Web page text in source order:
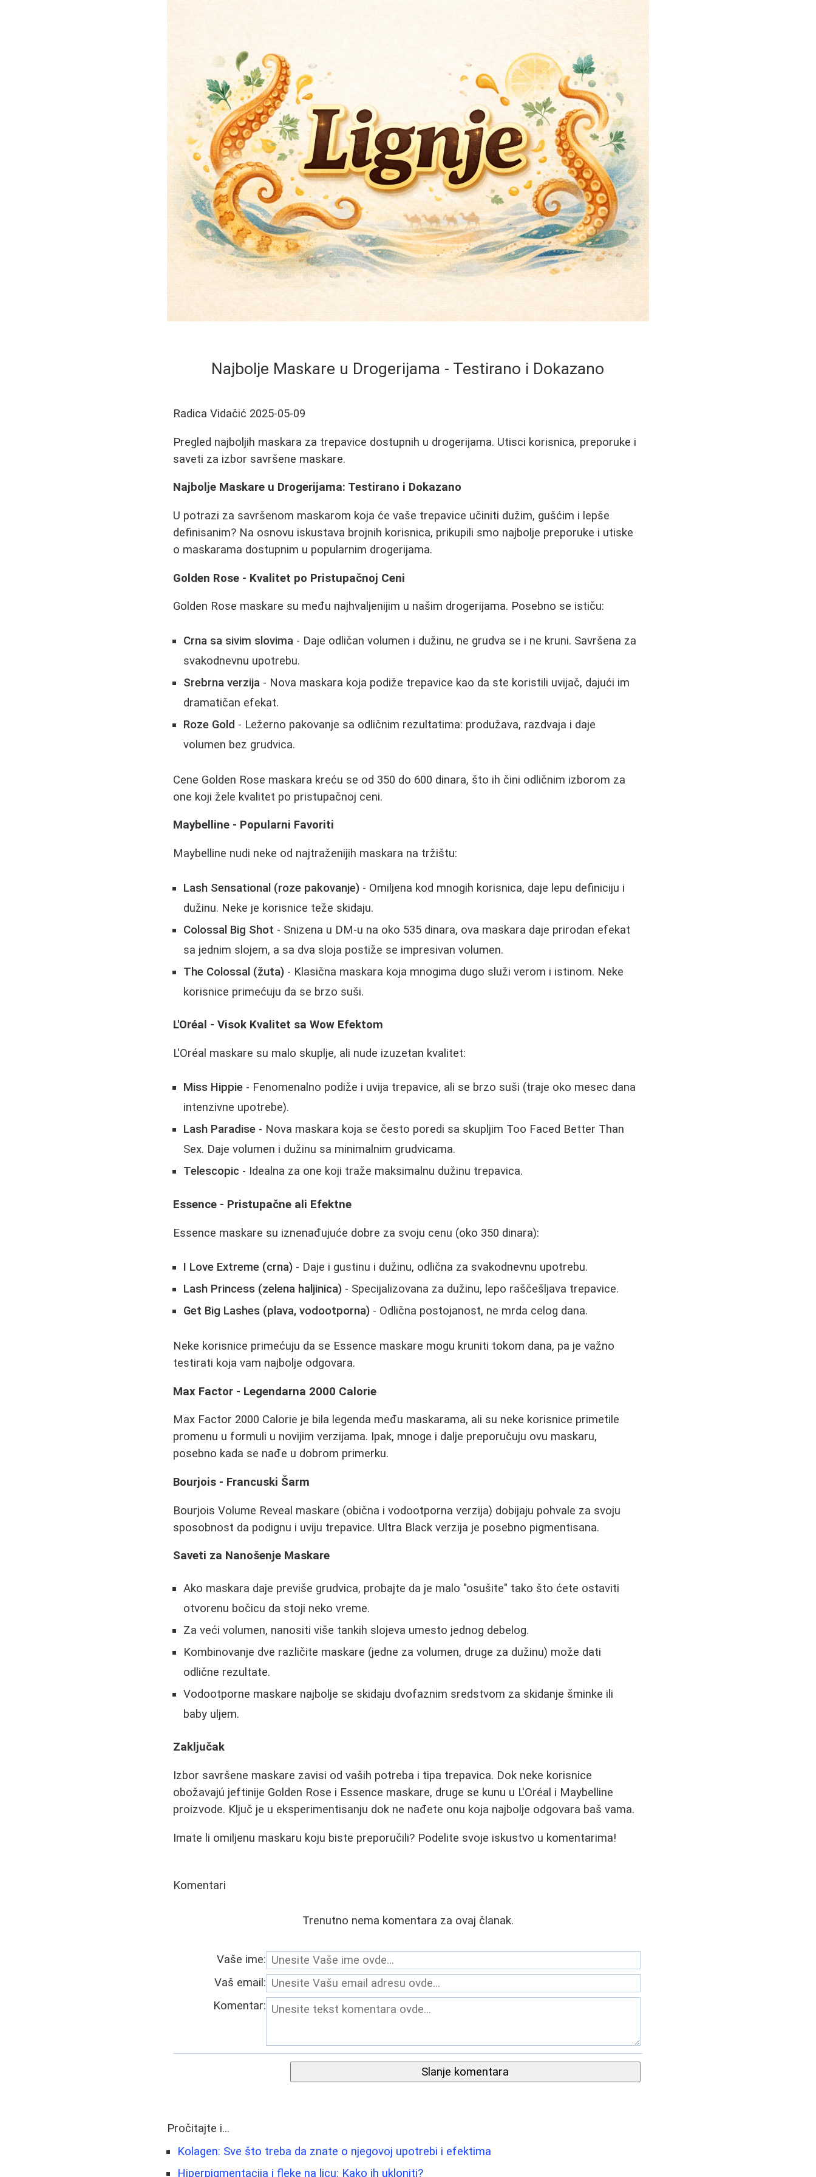
Najbolje Maskare u Drogerijama - Testirano i Dokazano
Radica Vidačić 2025-05-09
Pregled najboljih maskara za trepavice dostupnih u drogerijama. Utisci korisnica, preporuke i
saveti za izbor savršene maskare.
Najbolje Maskare u Drogerijama: Testirano i Dokazano
U potrazi za savršenom maskarom koja će vaše trepavice učiniti dužim, gušćim i lepše
definisanim? Na osnovu iskustava brojnih korisnica, prikupili smo najbolje preporuke i utiske
o maskarama dostupnim u popularnim drogerijama.
Golden Rose - Kvalitet po Pristupačnoj Ceni
Golden Rose maskare su među najhvaljenijim u našim drogerijama. Posebno se ističu:
Crna sa sivim slovima - Daje odličan volumen i dužinu, ne grudva se i ne kruni. Savršena za
svakodnevnu upotrebu.
Srebrna verzija - Nova maskara koja podiže trepavice kao da ste koristili uvijač, dajući im
dramatičan efekat.
Roze Gold - Ležerno pakovanje sa odličnim rezultatima: produžava, razdvaja i daje
volumen bez grudvica.
Cene Golden Rose maskara kreću se od 350 do 600 dinara, što ih čini odličnim izborom za
one koji žele kvalitet po pristupačnoj ceni.
Maybelline - Popularni Favoriti
Maybelline nudi neke od najtraženijih maskara na tržištu:
Lash Sensational (roze pakovanje) - Omiljena kod mnogih korisnica, daje lepu definiciju i
dužinu. Neke je korisnice teže skidaju.
Colossal Big Shot - Snizena u DM-u na oko 535 dinara, ova maskara daje prirodan efekat
sa jednim slojem, a sa dva sloja postiže se impresivan volumen.
The Colossal (žuta) - Klasična maskara koja mnogima dugo služi verom i istinom. Neke
korisnice primećuju da se brzo suši.
L'Oréal - Visok Kvalitet sa Wow Efektom
L'Oréal maskare su malo skuplje, ali nude izuzetan kvalitet:
Miss Hippie - Fenomenalno podiže i uvija trepavice, ali se brzo suši (traje oko mesec dana
intenzivne upotrebe).
Lash Paradise - Nova maskara koja se često poredi sa skupljim Too Faced Better Than
Sex. Daje volumen i dužinu sa minimalnim grudvicama.
Telescopic - Idealna za one koji traže maksimalnu dužinu trepavica.
Essence - Pristupačne ali Efektne
Essence maskare su iznenađujuće dobre za svoju cenu (oko 350 dinara):
I Love Extreme (crna) - Daje i gustinu i dužinu, odlična za svakodnevnu upotrebu.
Lash Princess (zelena haljinica) - Specijalizovana za dužinu, lepo raščešljava trepavice.
Get Big Lashes (plava, vodootporna) - Odlična postojanost, ne mrda celog dana.
Neke korisnice primećuju da se Essence maskare mogu kruniti tokom dana, pa je važno
testirati koja vam najbolje odgovara.
Max Factor - Legendarna 2000 Calorie
Max Factor 2000 Calorie je bila legenda među maskarama, ali su neke korisnice primetile
promenu u formuli u novijim verzijama. Ipak, mnoge i dalje preporučuju ovu maskaru,
posebno kada se nađe u dobrom primerku.
Bourjois - Francuski Šarm
Bourjois Volume Reveal maskare (obična i vodootporna verzija) dobijaju pohvale za svoju
sposobnost da podignu i uviju trepavice. Ultra Black verzija je posebno pigmentisana.
Saveti za Nanošenje Maskare
Ako maskara daje previše grudvica, probajte da je malo "osušite" tako što ćete ostaviti
otvorenu bočicu da stoji neko vreme.
Za veći volumen, nanositi više tankih slojeva umesto jednog debelog.
Kombinovanje dve različite maskare (jedne za volumen, druge za dužinu) može dati
odlične rezultate.
Vodootporne maskare najbolje se skidaju dvofaznim sredstvom za skidanje šminke ili
baby uljem.
Zaključak
Izbor savršene maskare zavisi od vaših potreba i tipa trepavica. Dok neke korisnice
obožavajú jeftinije Golden Rose i Essence maskare, druge se kunu u L'Oréal i Maybelline
proizvode. Ključ je u eksperimentisanju dok ne nađete onu koja najbolje odgovara baš vama.
Imate li omiljenu maskaru koju biste preporučili? Podelite svoje iskustvo u komentarima!
Komentari
Trenutno nema komentara za ovaj članak.
Vaše ime:
Vaš email:
Komentar:
Slanje komentara
Pročitajte i...
Kolagen: Sve što treba da znate o njegovoj upotrebi i efektima
Hiperpigmentacija i fleke na licu: Kako ih ukloniti?